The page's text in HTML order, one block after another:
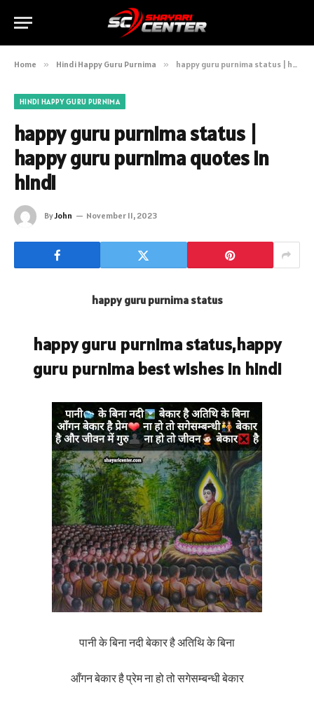
Home » Hindi Happy Guru Purnima » happy guru purnima status | happy guru purnima quotes in hindi
HINDI HAPPY GURU PURNIMA
happy guru purnima status |
happy guru purnima quotes in
hindi
ByJohn November 11, 2023
happy guru purnima status
happy guru purnima status,happy
guru purnima best wishes in hindi
पानी के बिना नदी बेकार है अतिथि के बिना
आँगन बेकार है प्रेम ना हो तो सगेसम्बन्धी बेकार